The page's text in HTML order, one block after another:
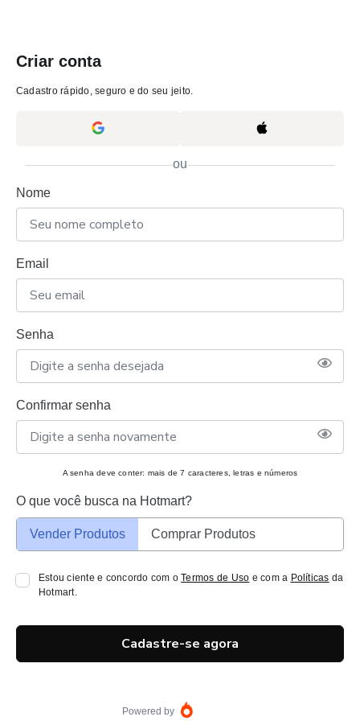
Criar conta
Cadastro rápido, seguro e do seu jeito.
ou
Nome
Email
Senha
Confirmar senha
A senha deve conter: mais de 7 caracteres, letras e números
O que você busca na Hotmart?
Vender Produtos Comprar Produtos
Estou ciente e concordo com oTermos de Uso e com a Políticas da
Hotmart.
Cadastre-se agora
Powered by